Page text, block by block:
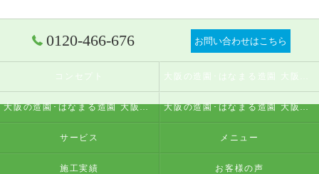
0120-466-676 お問い合わせはこちら
コンセプト
大阪の造園･はなまる造園 大阪店の評判 大阪の造園･はなまる造園 大阪店のお客様の声
サービス メニュー
施工実績 お客様の声